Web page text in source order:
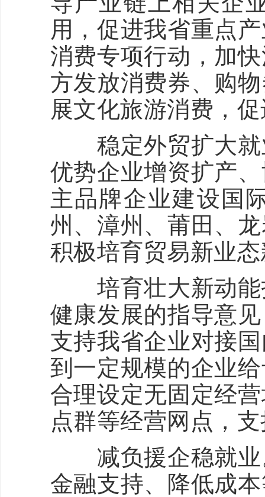
用，促进我省重点
消费专项行动，加
方发放消费券、购
展文化旅游消费，
稳定外贸扩大就
优势企业增资扩产
主品牌企业建设国
州、漳州、莆田、
积极培育贸易新业
培育壮大新动能
健康发展的指导意
支持我省企业对接
到一定规模的企业
合理设定无固定经
点群等经营网点，
减负援企稳就业
金融支持、降低成